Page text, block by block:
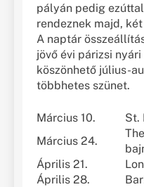
pályán pedig
rendeznek majd,
A naptár
jövő évi párizsi
köszönhető július-
többhetes szünet.
Március 10.
St.
Március 24.
Április 21.
Április 28.